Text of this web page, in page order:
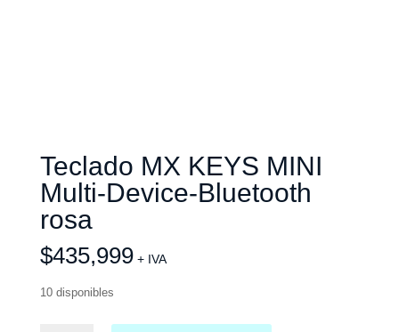
Teclado MX KEYS MINI
Multi-Device-Bluetooth
rosa
$435,999 + IVA
10 disponibles